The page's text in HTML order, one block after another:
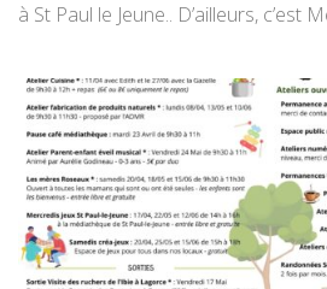
à St Paul le Jeune.. D’ailleurs, c’est